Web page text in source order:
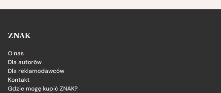
ZNAK
O nas
Dla autorów
Dla reklamodawców
Kontakt
Gdzie mogę kupić ZNAK?